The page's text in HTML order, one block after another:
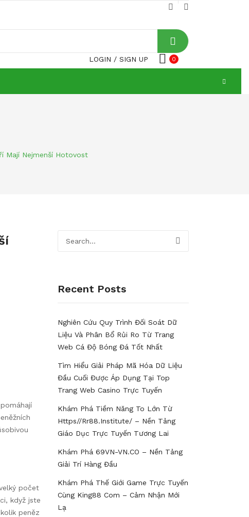
LOGIN / SIGN UP 0
Mají Nejmenší Hotovost
počet
když jste
peněz
Recent Posts
Nghiên Cứu Quy Trình Đối Soát Dữ
Liệu Và Phân Bổ Rủi Ro Từ Trang
Web Cá Độ Bóng Đá Tốt Nhất
Tìm Hiểu Giải Pháp Mã Hóa Dữ Liệu
Đầu Cuối Được Áp Dụng Tại Top
Trang Web Casino Trực Tuyến
Khám Phá Tiềm Năng To Lớn Từ
Https//rr88.institute/ – Nền Tảng
Giáo Dục Trực Tuyến Tương Lai
Khám Phá 69VN-VN.CO – Nền Tảng
Giải Trí Hàng Đầu
Khám Phá Thế Giới Game Trực Tuyến
Cùng King88 Com – Cảm Nhận Mới
Lạ